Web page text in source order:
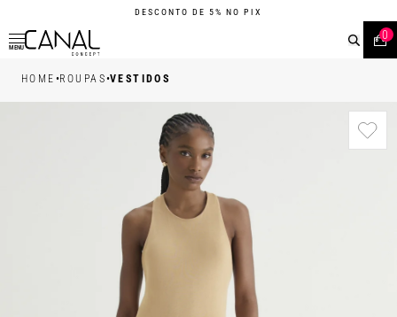
DESCONTO DE 5% NO PIX
MENU
0
HOME •ROUPAS•VESTIDOS